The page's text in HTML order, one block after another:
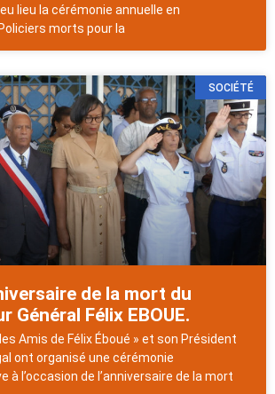
lieu la cérémonie annuelle en
morts pour la
SOCIÉTÉ
de la mort du
Général Félix EBOUE.
Amis de Félix Éboué » et son Président
ont organisé une cérémonie
à l’occasion de l’anniversaire de la mort